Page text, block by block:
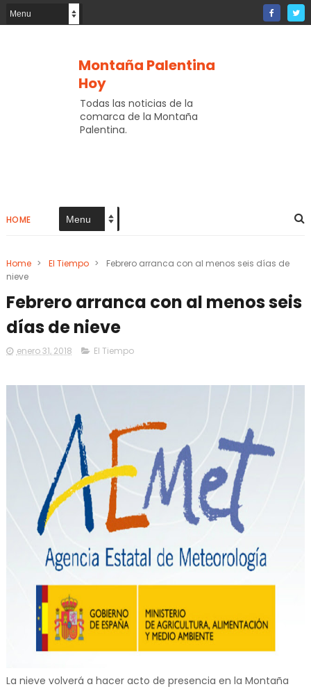
Montaña Palentina
Hoy
Todas las noticias de la
comarca de la Montaña
Palentina.
HOME
Home > El Tiempo >
Febrero arranca con al menos seis días de
nieve
Febrero arranca con al menos seis
días de nieve
enero 31, 2018 El Tiempo
La nieve volverá a hacer acto de presencia en la Montaña